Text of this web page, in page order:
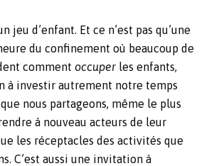
jeu d’enfant. Et ce n’est pas qu’une
du confinement où beaucoup de
comment occuper les enfants,
à investir autrement notre temps
nous partageons, même le plus
à nouveau acteurs de leur
les réceptacles des activités que
C’est aussi une invitation à